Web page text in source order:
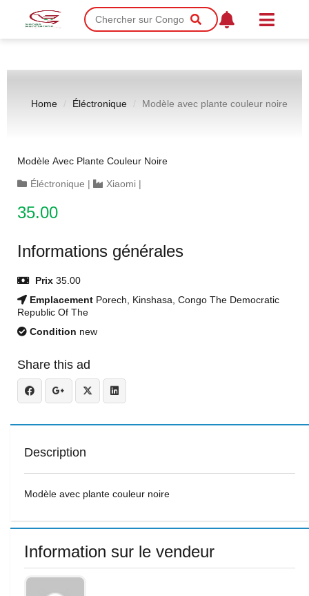
Home Éléctronique Modèle avec plante couleur noire
Modèle Avec Plante Couleur Noire
Éléctronique | Xiaomi |
35.00
Informations générales
Prix 35.00
Emplacement Porech, Kinshasa, Congo The Democratic
Republic Of The
Condition new
Share this ad
Description
Modèle avec plante couleur noire
Information sur le vendeur